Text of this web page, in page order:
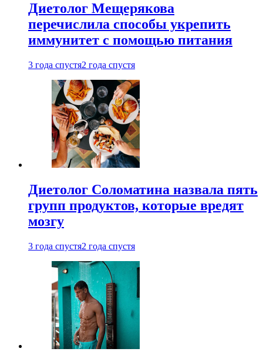
Диетолог Мещерякова
перечислила способы укрепить
иммунитет с помощью питания
3 года спустя2 года спустя
Диетолог Соломатина назвала пять
групп продуктов, которые вредят
мозгу
3 года спустя2 года спустя